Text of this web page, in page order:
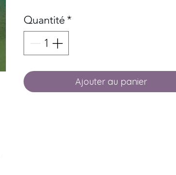
Quantité *
Ajouter au panier